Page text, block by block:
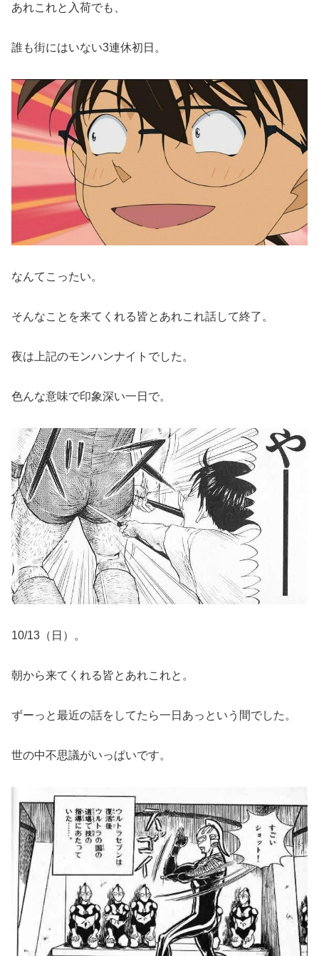
あれこれと入荷でも、
誰も街にはいない3連休初日。
なんてこったい。
そんなことを来てくれる皆とあれこれ話して終了。
夜は上記のモンハンナイトでした。
色んな意味で印象深い一日で。
10/13（日）。
朝から来てくれる皆とあれこれと。
ずーっと最近の話をしてたら一日あっという間でした。
世の中不思議がいっぱいです。